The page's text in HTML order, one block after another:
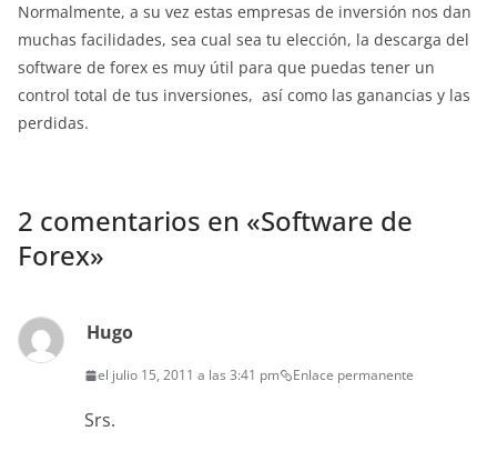
Normalmente, a su vez estas empresas de inversión nos dan
muchas facilidades, sea cual sea tu elección, la descarga del
software de forex es muy útil para que puedas tener un
control total de tus inversiones, así como las ganancias y las
perdidas.
2 comentarios en «Software de
Forex»
Hugo
el julio 15, 2011 a las 3:41 pm Enlace permanente
Srs.